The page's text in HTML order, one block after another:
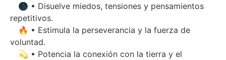
🌑 • Disuelve miedos, tensiones y pensamientos
repetitivos.
🔥 • Estimula la perseverancia y la fuerza de
voluntad.
💫 • Potencia la conexión con la tierra y el